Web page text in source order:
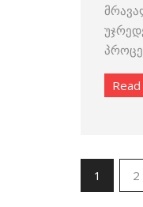
1 2